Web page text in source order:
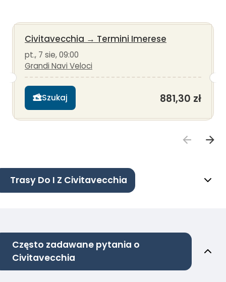
Civitavecchia → Termini Imerese
pt., 7 sie, 09:00
Grandi Navi Veloci
Szukaj 881,30 zł
Trasy Do I Z Civitavecchia
Często zadawane pytania o
Civitavecchia